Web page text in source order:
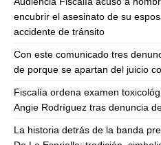
encubrir el asesinato de su
accidente de tránsito
Con este comunicado tres
de porque se apartan del juicio
Fiscalía ordena examen
Angie Rodríguez tras denuncia
La historia detrás de la banda